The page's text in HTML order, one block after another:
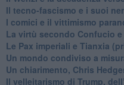
​Il tecno-fascismo e i suoi
​I comici e il vittimismo
​La virtù secondo Confucio
Le Pax imperiali e Tianxia
Un mondo condiviso a
​Un chiarimento, Chris
Il velleitarismo di Trump,